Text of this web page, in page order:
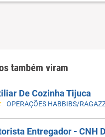
também viram
De Cozinha Tijuca
OPERAÇÕES HABBIBS/